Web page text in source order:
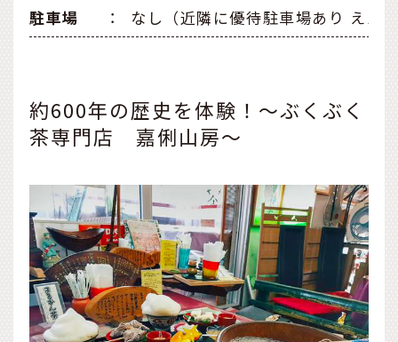
駐車場
： なし（近隣に優待駐車場あり えん
約600年の歴史を体験！～ぶくぶく
茶専門店 嘉俐山房～